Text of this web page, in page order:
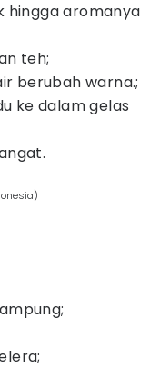
hingga aromanya
teh;
berubah warna.;
ke dalam gelas